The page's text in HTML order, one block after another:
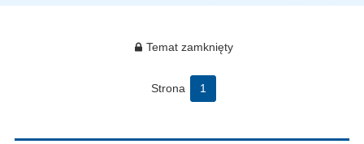
Temat zamknięty
Strona 1